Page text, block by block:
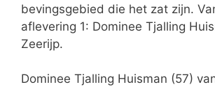
bevingsgebied die het zat zijn.
aflevering 1: Dominee Tjalling
Zeerijp.
Dominee Tjalling Huisman (57)